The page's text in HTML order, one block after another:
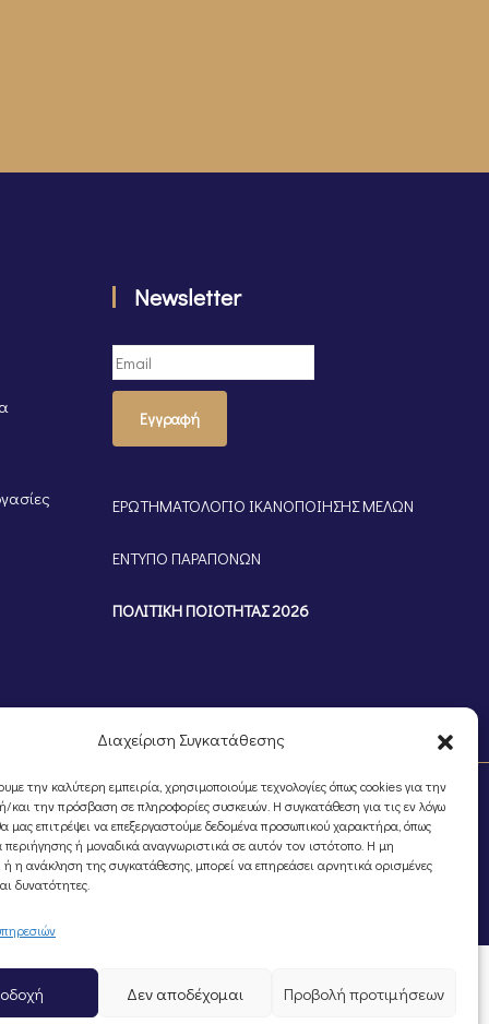
Διαχείριση Συγκατάθεσης
την καλύτερη εμπειρία, χρησιμοποιούμε τεχνολογίες όπως cookies για την
και την πρόσβαση σε πληροφορίες συσκευών. Η συγκατάθεση για τις εν λόγω
μας επιτρέψει να επεξεργαστούμε δεδομένα προσωπικού χαρακτήρα, όπως
ή μοναδικά αναγνωριστικά σε αυτόν τον ιστότοπο. Η μη
η ανάκληση της συγκατάθεσης, μπορεί να επηρεάσει αρνητικά ορισμένες
δυνατότητες.
Δεν αποδέχομαι Προβολή προτιμήσεων
Newsletter
Εγγραφή
ΕΡΩΤΗΜΑΤΟΛΟΓΙΟ ΙΚΑΝΟΠΟΙΗΣΗΣ ΜΕΛΩΝ
ΕΝΤΥΠΟ ΠΑΡΑΠΟΝΩΝ
ΠΟΛΙΤΙΚΗ ΠΟΙΟΤΗΤΑΣ 2026